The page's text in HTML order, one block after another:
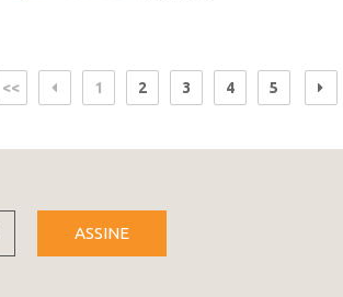
<< 1 2 3 4 5
ASSINE